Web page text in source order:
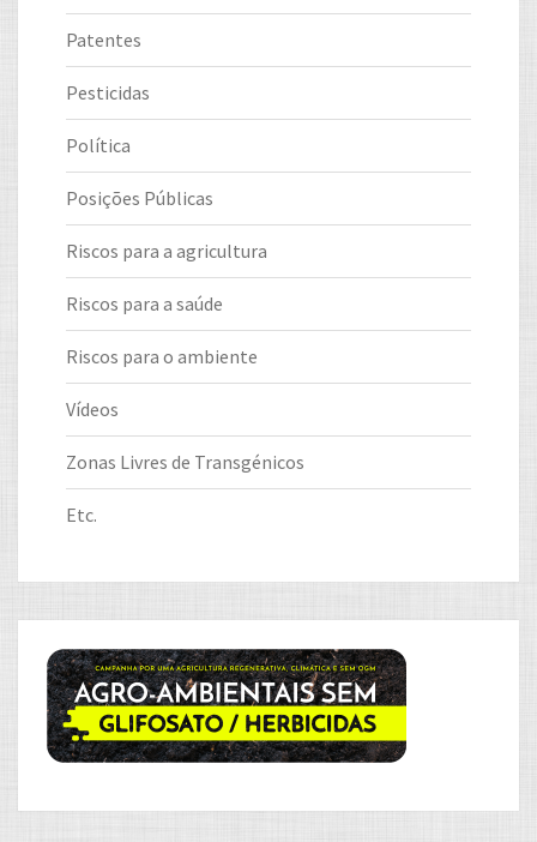
Patentes
Pesticidas
Política
Posições Públicas
Riscos para a agricultura
Riscos para a saúde
Riscos para o ambiente
Vídeos
Zonas Livres de Transgénicos
Etc.